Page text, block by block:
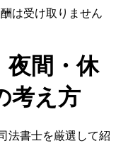
は受け取りません
夜間・休
考え方
法書士を厳選して紹